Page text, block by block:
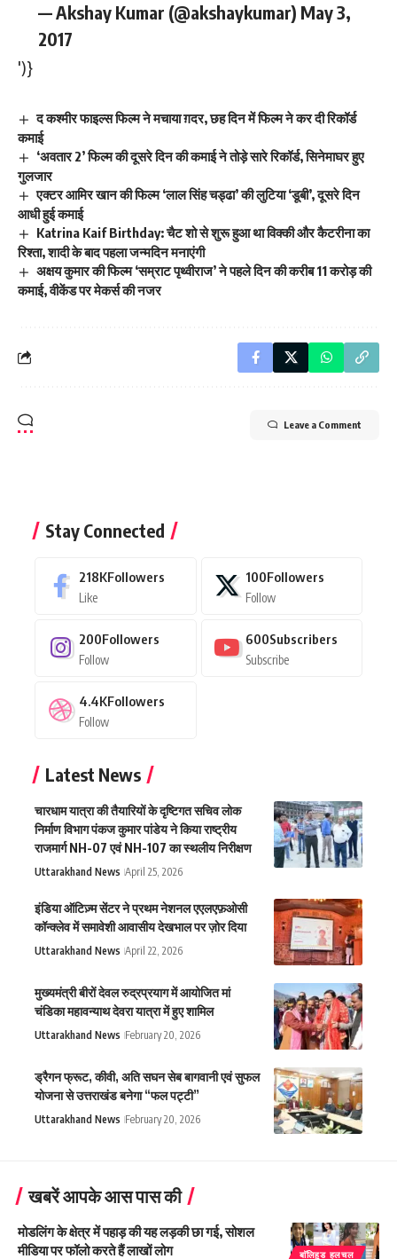
— Akshay Kumar (@akshaykumar) May 3,
2017
')}
द कश्मीर फाइल्स फिल्म ने मचाया ग़दर, छह दिन में फिल्म ने कर दी रिकॉर्ड
कमाई
‘अवतार 2’ फिल्म की दूसरे दिन की कमाई ने तोड़े सारे रिकॉर्ड, सिनेमाघर हुए
गुलजार
एक्टर आमिर खान की फिल्म ‘लाल सिंह चड्ढा’ की लुटिया ‘डूबी’, दूसरे दिन
आधी हुई कमाई
Katrina Kaif Birthday: चैट शो से शुरू हुआ था विक्की और कैटरीना का
रिश्ता, शादी के बाद पहला जन्मदिन मनाएंगी
अक्षय कुमार की फिल्म ‘सम्राट पृथ्वीराज’ ने पहले दिन की करीब 11 करोड़ की
कमाई, वीकेंड पर मेकर्स की नजर
Leave a Comment
Stay Connected
218KFollowers
Like
100Followers
Follow
200Followers
Follow
600Subscribers
Subscribe
4.4KFollowers
Follow
Latest News
चारधाम यात्रा की तैयारियों के दृष्टिगत सचिव लोक
निर्माण विभाग पंकज कुमार पांडेय ने किया राष्ट्रीय
राजमार्ग NH-07 एवं NH-107 का स्थलीय निरीक्षण
Uttarakhand News April 25, 2026
इंडिया ऑटिज़्म सेंटर ने प्रथम नेशनल एएलएफ़ओसी
कॉन्क्लेव में समावेशी आवासीय देखभाल पर ज़ोर दिया
Uttarakhand News April 22, 2026
मुख्यमंत्री बीरों देवल रुद्रप्रयाग में आयोजित मां
चंडिका महावन्याथ देवरा यात्रा में हुए शामिल
Uttarakhand News February 20, 2026
ड्रैगन फ्रूट, कीवी, अति सघन सेब बागवानी एवं सुफल
योजना से उत्तराखंड बनेगा “फल पट्टी”
Uttarakhand News February 20, 2026
खबरें आपके आस पास की
बाॅलिहुड हलचल
मोडलिंग के क्षेत्र में पहाड़ की यह लड़की छा गई, सोशल
मीडिया पर फॉलो करते हैं लाखों लोग